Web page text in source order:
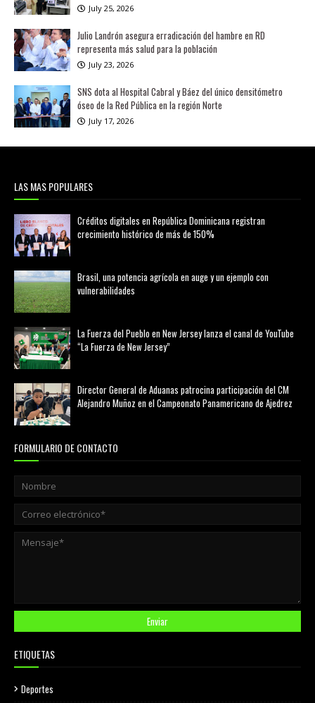
July 25, 2026
Julio Landrón asegura erradicación del hambre en RD
representa más salud para la población
July 23, 2026
SNS dota al Hospital Cabral y Báez del único densitómetro
óseo de la Red Pública en la región Norte
July 17, 2026
LAS MAS POPULARES
Créditos digitales en República Dominicana registran
crecimiento histórico de más de 150%
Brasil, una potencia agrícola en auge y un ejemplo con
vulnerabilidades
La Fuerza del Pueblo en New Jersey lanza el canal de YouTube
“La Fuerza de New Jersey”
Director General de Aduanas patrocina participación del CM
Alejandro Muñoz en el Campeonato Panamericano de Ajedrez
FORMULARIO DE CONTACTO
ETIQUETAS
Deportes